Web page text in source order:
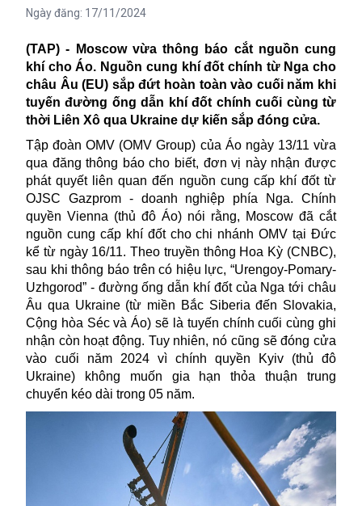
Ngày đăng: 17/11/2024
(TAP) - Moscow vừa thông báo cắt nguồn cung
khí cho Áo. Nguồn cung khí đốt chính từ Nga cho
châu Âu (EU) sắp đứt hoàn toàn vào cuối năm khi
tuyến đường ống dẫn khí đốt chính cuối cùng từ
thời Liên Xô qua Ukraine dự kiến sắp đóng cửa.
Tập đoàn OMV (OMV Group) của Áo ngày 13/11 vừa
qua đăng thông báo cho biết, đơn vị này nhận được
phát quyết liên quan đến nguồn cung cấp khí đốt từ
OJSC Gazprom - doanh nghiệp phía Nga. Chính
quyền Vienna (thủ đô Áo) nói rằng, Moscow đã cắt
nguồn cung cấp khí đốt cho chi nhánh OMV tại Đức
kể từ ngày 16/11. Theo truyền thông Hoa Kỳ (CNBC),
sau khi thông báo trên có hiệu lực, “Urengoy-Pomary-
Uzhgorod” - đường ống dẫn khí đốt của Nga tới châu
Âu qua Ukraine (từ miền Bắc Siberia đến Slovakia,
Cộng hòa Séc và Áo) sẽ là tuyến chính cuối cùng ghi
nhận còn hoạt động. Tuy nhiên, nó cũng sẽ đóng cửa
vào cuối năm 2024 vì chính quyền Kyiv (thủ đô
Ukraine) không muốn gia hạn thỏa thuận trung
chuyển kéo dài trong 05 năm.